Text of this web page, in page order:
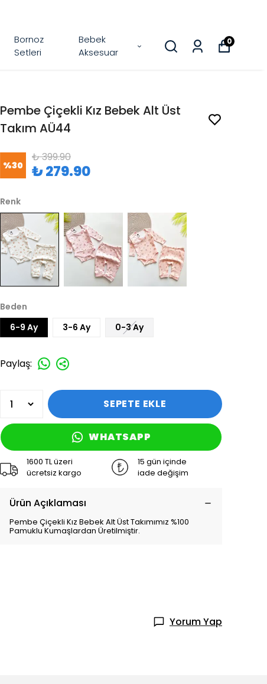
Bornoz
Setleri
Bebek
Aksesuar
0
Pembe Çiçekli Kız Bebek Alt Üst
Takım AÜ44
%30
₺ 399.90
₺ 279.90
Renk
Beden
6-9 Ay
3-6 Ay 0-3 Ay
Paylaş:
SEPETE EKLE
WHATSAPP
1600 TL üzeri
ücretsiz kargo
15 gün içinde
iade değişim
Ürün Açıklaması
Pembe Çiçekli Kız Bebek Alt Üst Takımımız %100
Pamuklu Kumaşlardan Üretilmiştir.
Yorum Yap